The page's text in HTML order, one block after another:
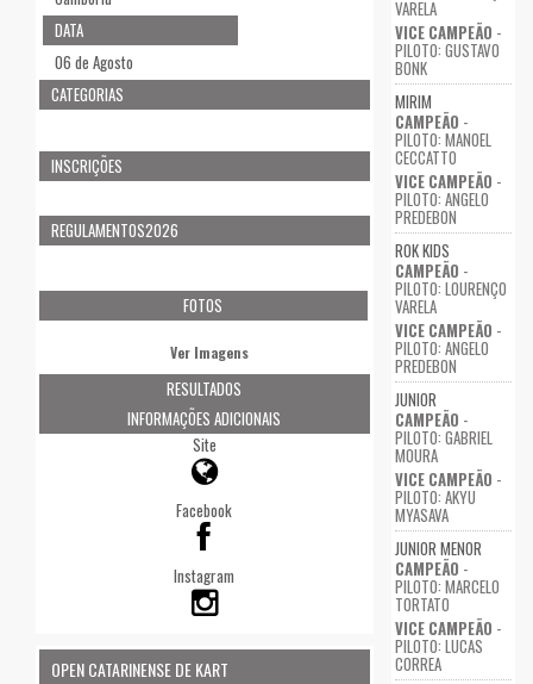
DATA
06 de Agosto
CATEGORIAS
INSCRIÇÕES
REGULAMENTOS2026
FOTOS
Ver Imagens
RESULTADOS
INFORMAÇÕES ADICIONAIS
Site
Facebook
Instagram
OPEN CATARINENSE DE KART
VARELA
VICE CAMPEÃO -
PILOTO: GUSTAVO
BONK
MIRIM
CAMPEÃO -
PILOTO: MANOEL
CECCATTO
VICE CAMPEÃO -
PILOTO: ANGELO
PREDEBON
ROK KIDS
CAMPEÃO -
PILOTO: LOURENÇO
VARELA
VICE CAMPEÃO -
PILOTO: ANGELO
PREDEBON
JUNIOR
CAMPEÃO -
PILOTO: GABRIEL
MOURA
VICE CAMPEÃO -
PILOTO: AKYU
MYASAVA
JUNIOR MENOR
CAMPEÃO -
PILOTO: MARCELO
TORTATO
VICE CAMPEÃO -
PILOTO: LUCAS
CORREA